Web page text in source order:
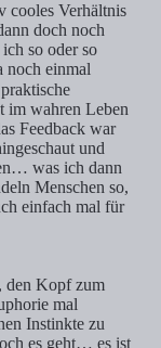
cooles Verhältnis
doch noch
so oder so
noch einmal
im wahren Leben
Feedback war
und
was ich dann
Menschen so,
einfach mal für
den Kopf zum
mal
Instinkte zu
es geht… es ist